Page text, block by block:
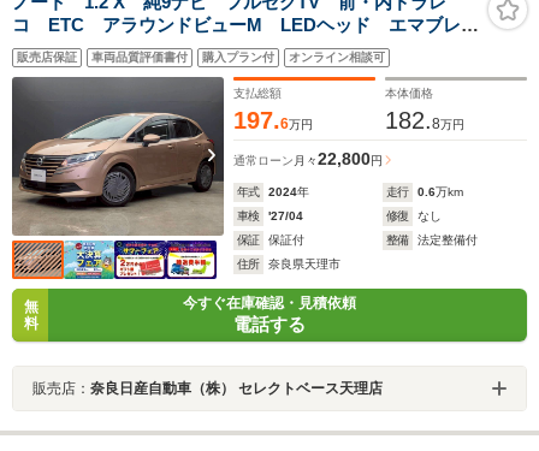
コ ETC アラウンドビューM LEDヘッド エマブレ
コーナーセンサー 踏み間違い防止 BSW BSI
RCTA インテリキー
販売店保証 車両品質評価書付 購入プラン付 オンライン相談可
支払総額
197.6万円
本体価格
182.8万円
通常ローン 月々22,800円
年式 2024年 走行 0.6万km
車検
'27/04 修復
なし
保証
保証付 整備
法定整備付
住所
奈良県天理市
無
料
今すぐ在庫確認・見積依頼
電話する
販売店： 奈良日産自動車（株） セレクトベース天理店